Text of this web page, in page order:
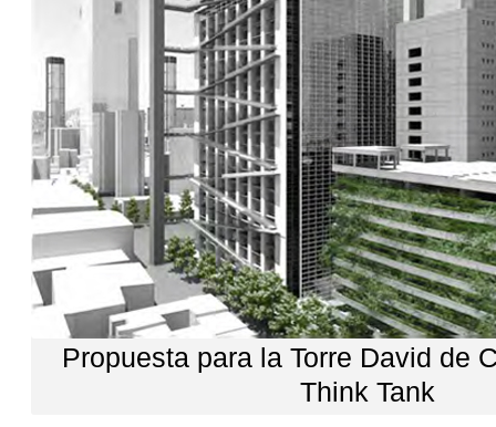
Propuesta para la Torre David de
Think Tank